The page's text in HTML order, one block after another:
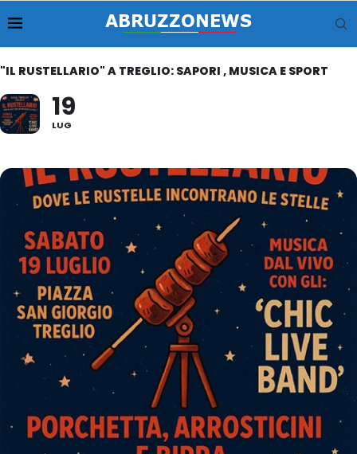
"IL RUSTELLARIO" A TREGLIO: SAPORI , MUSICA E SPORT
19
LUG